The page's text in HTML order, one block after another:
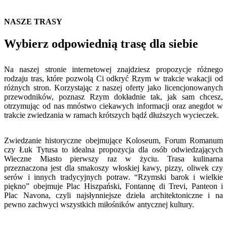
NASZE TRASY
Wybierz odpowiednią trasę dla siebie
Na naszej stronie internetowej znajdziesz propozycje różnego
rodzaju tras, które pozwolą Ci odkryć Rzym w trakcie wakacji od
różnych stron. Korzystając z naszej oferty jako licencjonowanych
przewodników, poznasz Rzym dokładnie tak, jak sam chcesz,
otrzymując od nas mnóstwo ciekawych informacji oraz anegdot w
trakcie zwiedzania w ramach krótszych bądź dłuższych wycieczek.
Zwiedzanie historyczne obejmujące Koloseum, Forum Romanum
czy Łuk Tytusa to idealna propozycja dla osób odwiedzających
Wieczne Miasto pierwszy raz w życiu. Trasa kulinarna
przeznaczona jest dla smakoszy włoskiej kawy, pizzy, oliwek czy
serów i innych tradycyjnych potraw. “Rzymski barok i wielkie
piękno” obejmuje Plac Hiszpański, Fontannę di Trevi, Panteon i
Plac Navona, czyli najsłynniejsze dzieła architektoniczne i na
pewno zachwyci wszystkich miłośników antycznej kultury.